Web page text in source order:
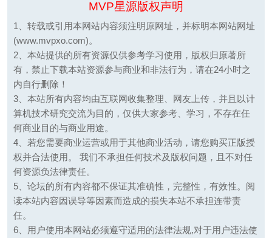
MVP星源版权声明
1、转载或引用本网站内容须注明原网址，并标明本网站网址
(www.mvpxo.com)。
2、本站提供的所有资源仅供参考学习使用，版权归原著所
有，禁止下载本站资源参与商业和非法行为，请在24小时之
内自行删除！
3、本站所有内容均由互联网收集整理、网友上传，并且以计
算机技术研究交流为目的，仅供大家参考、学习，不存在任
何商业目的与商业用途。
4、若您需要商业运营或用于其他商业活动，请您购买正版授
权并合法使用。 我们不承担任何技术及版权问题，且不对任
何资源负法律责任。
5、论坛的所有内容都不保证其准确性，完整性，有效性。阅
读本站内容因误导等因素而造成的损失本站不承担连带责
任。
6、用户使用本网站必须遵守适用的法律法规,对于用户违法使